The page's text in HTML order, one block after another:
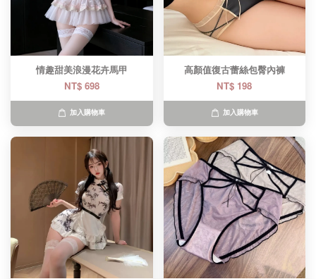
情趣甜美浪漫花卉馬甲
NT$ 698
加入購物車
高顏值復古蕾絲包臀內褲
NT$ 198
加入購物車